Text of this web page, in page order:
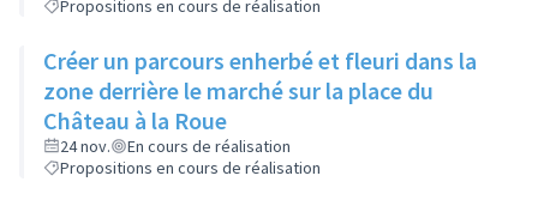
Propositions en cours de réalisation
Créer un parcours enherbé et fleuri dans la
zone derrière le marché sur la place du
Château à la Roue
24 nov.
En cours de réalisation
Propositions en cours de réalisation